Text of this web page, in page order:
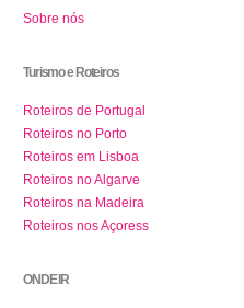
Sobre nós
Turismo e Roteiros
Roteiros de Portugal
Roteiros no Porto
Roteiros em Lisboa
Roteiros no Algarve
Roteiros na Madeira
Roteiros nos Açoress
ONDE IR